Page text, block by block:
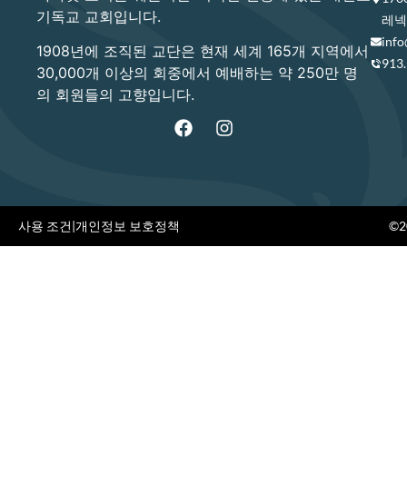
기독교 교회입니다.
1908년에 조직된 교단은 현재 세계 165개 지역에서
30,000개 이상의 회중에서 예배하는 약 250만 명
의 회원들의 고향입니다.
레
사용 조건|개인정보 보호정책